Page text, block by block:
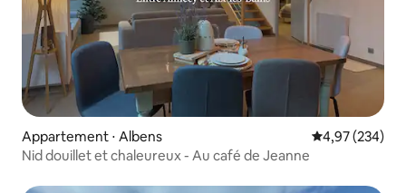
Appartement ⋅ Albens Évaluation
4,97 (234)
Nid douillet et chaleureux - Au café de Jeanne